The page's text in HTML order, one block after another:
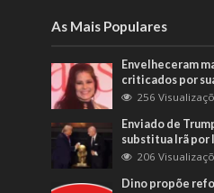
As Mais Populares
Envelheceram
criticados por
256
Enviado de
substitua Irã por
206
Dino propõe